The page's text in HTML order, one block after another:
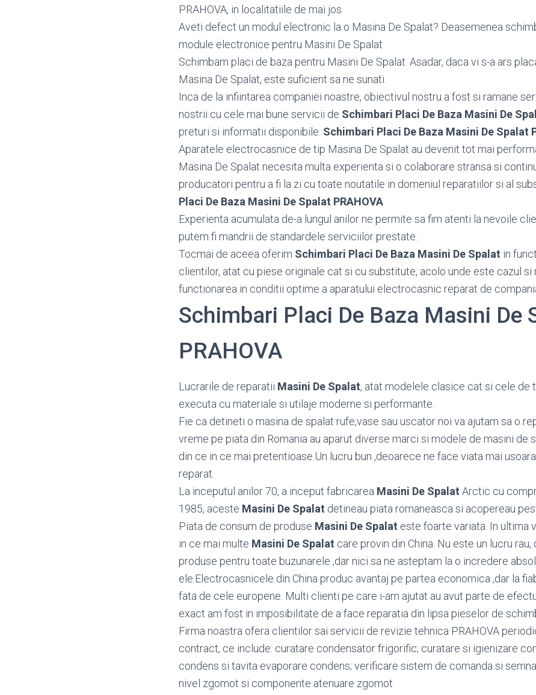
PRAHOVA, in localitatiile de mai jos.
Aveti defect un modul electronic la o Masina De Spalat? Deasemenea
module electronice pentru Masini De Spalat
Schimbam placi de baza pentru Masini De Spalat. Asadar, daca vi s-a ars
Masina De Spalat, este suficient sa ne sunati.
Inca de la infiintarea companiei noastre, obiectivul nostru a fost si ramane
nostrii cu cele mai bune servicii de Schimbari Placi De Baza Masini De
preturi si informatii disponibile. Schimbari Placi De Baza Masini De Spalat
Aparatele electrocasnice de tip Masina De Spalat au devenit tot mai
Masina De Spalat necesita multa experienta si o colaborare stransa si
producatori pentru a fi la zi cu toate noutatile in domeniul reparatiilor si al
Placi De Baza Masini De Spalat PRAHOVA
Experienta acumulata de-a lungul anilor ne permite sa fim atenti la nevoile
putem fi mandrii de standardele serviciilor prestate.
Tocmai de aceea oferim Schimbari Placi De Baza Masini De Spalat in
clientilor, atat cu piese originale cat si cu substitute, acolo unde este cazul
functionarea in conditii optime a aparatului electrocasnic reparat de
Schimbari Placi De Baza Masini De
PRAHOVA
Lucrarile de reparatii Masini De Spalat, atat modelele clasice cat si cele de
executa cu materiale si utilaje moderne si performante.
Fie ca detineti o masina de spalat rufe,vase sau uscator noi va ajutam sa o
vreme pe piata din Romania au aparut diverse marci si modele de masini de
din ce in ce mai pretentioase.Un lucru bun ,deoarece ne face viata mai
reparat.
La inceputul anilor 70, a inceput fabricarea Masini De Spalat Arctic cu
1985, aceste Masini De Spalat detineau piata romaneasca si acopereau
Piata de consum de produse Masini De Spalat este foarte variata. In ultima
in ce mai multe Masini De Spalat care provin din China. Nu este un lucru
produse pentru toate buzunarele ,dar nici sa ne asteptam la o incredere
ele.Electrocasnicele din China produc avantaj pe partea economica ,dar la
fata de cele europene. Multi clienti pe care i-am ajutat au avut parte de
exact am fost in imposibilitate de a face reparatia din lipsa pieselor de
Firma noastra ofera clientilor sai servicii de revizie tehnica PRAHOVA
contract, ce include: curatare condensator frigorific; curatare si igienizare
condens si tavita evaporare condens; verificare sistem de comanda si
nivel zgomot si componente atenuare zgomot